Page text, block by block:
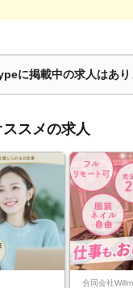
に掲載中の求人はあり
スメの求人
合同会社